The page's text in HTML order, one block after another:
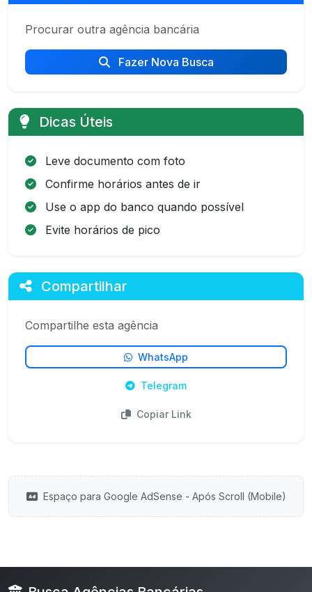
Procurar outra agência bancária
Fazer Nova Busca
Dicas Úteis
Leve documento com foto
Confirme horários antes de ir
Use o app do banco quando possível
Evite horários de pico
Compartilhar
Compartilhe esta agência
WhatsApp
Telegram
Copiar Link
Espaço para Google AdSense - Após Scroll (Mobile)